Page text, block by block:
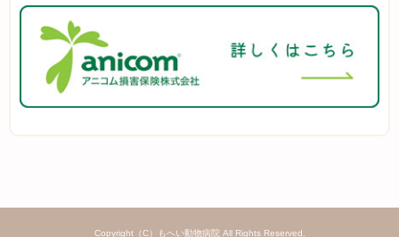
Copyright（C）もへい動物病院 All Rights Reserved.